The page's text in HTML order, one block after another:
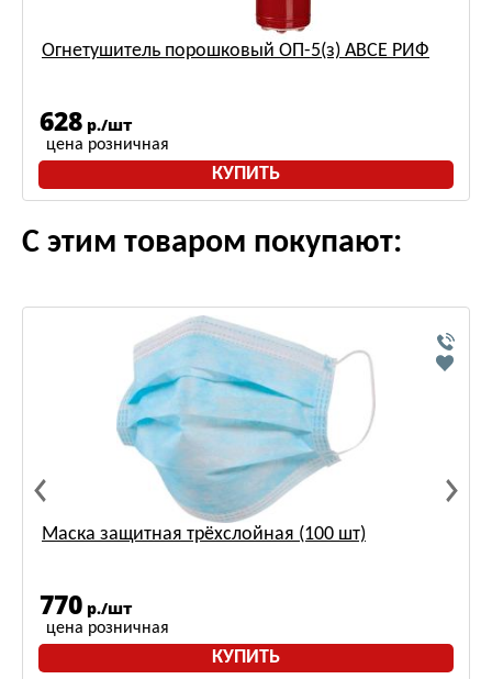
Огнетушитель порошковый ОП-5(з) АВСЕ РИФ
628 р./шт
цена розничная
КУПИТЬ
С этим товаром покупают:
Маска защитная трёхслойная (100 шт)
770 р./шт
цена розничная
КУПИТЬ